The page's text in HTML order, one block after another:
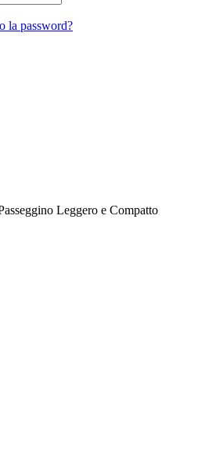
la password?
Leggero e Compatto